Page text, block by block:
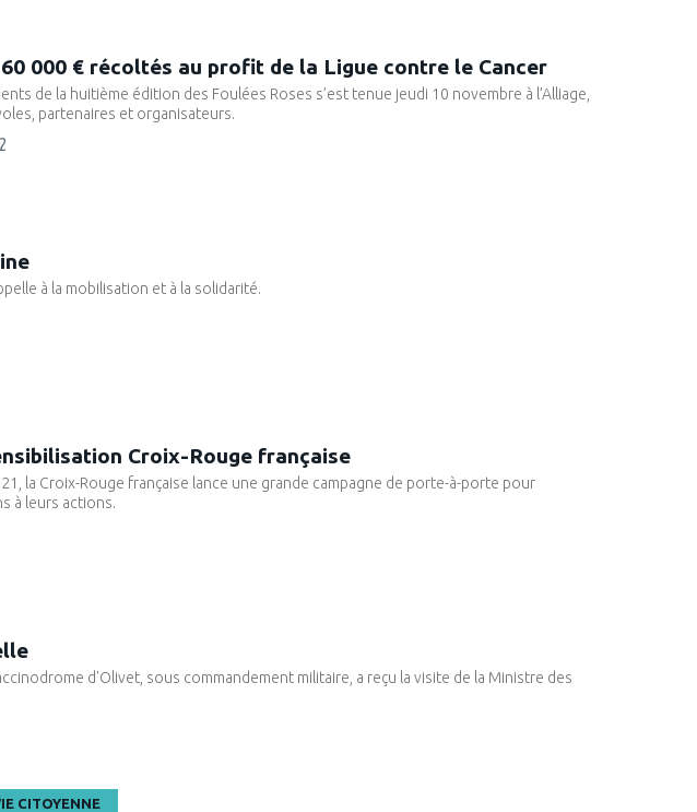
000 € récoltés au profit de la Ligue contre le Cancer
de la huitième édition des Foulées Roses s’est tenue jeudi 10 novembre à l’Alliage,
partenaires et organisateurs.
à la mobilisation et à la solidarité.
Croix-Rouge française
la Croix-Rouge française lance une grande campagne de porte-à-porte pour
à leurs actions.
d'Olivet, sous commandement militaire, a reçu la visite de la Ministre des
CITOYENNE